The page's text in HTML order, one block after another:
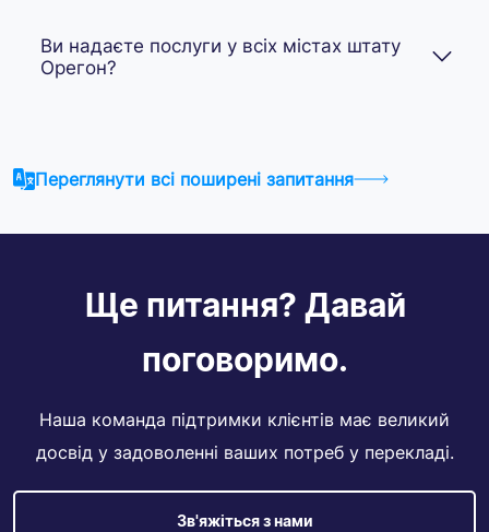
Ви надаєте послуги у всіх містах штату
Орегон?
Переглянути всі поширені запитання
Ще питання? Давай
поговоримо.
Наша команда підтримки клієнтів має великий
досвід у задоволенні ваших потреб у перекладі.
Зв'яжіться з нами